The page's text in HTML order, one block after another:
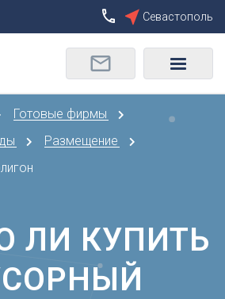
Сбросить
О
Орел
Оренбург
Р
Ростов-на-Дону
Рязань
Севастополь
Готовые фирмы
Размещение
ЛИ КУПИТЬ